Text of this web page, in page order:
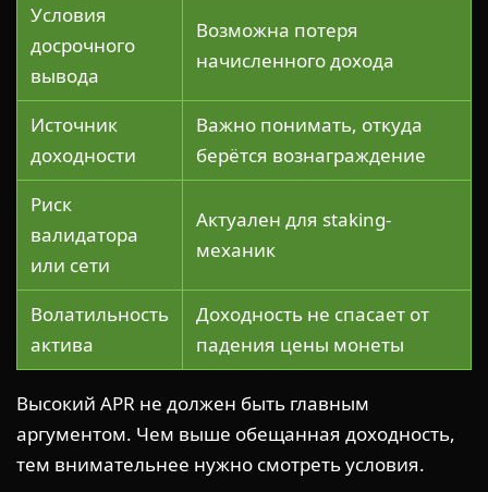
Условия
досрочного
вывода
Возможна потеря
начисленного дохода
Источник
доходности
Важно понимать, откуда
берётся вознаграждение
Риск
валидатора
или сети
Актуален для staking-
механик
Волатильность
актива
Доходность не спасает от
падения цены монеты
Высокий APR не должен быть главным
аргументом. Чем выше обещанная доходность,
тем внимательнее нужно смотреть условия.